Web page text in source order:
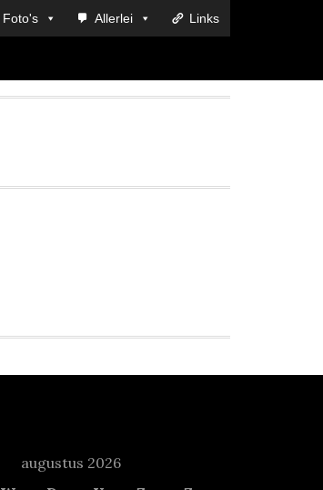
Foto's Allerlei Links
augustus 2026